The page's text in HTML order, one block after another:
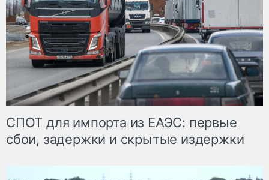
СПОТ для импорта из ЕАЭС: первые
сбои, задержки и скрытые издержки